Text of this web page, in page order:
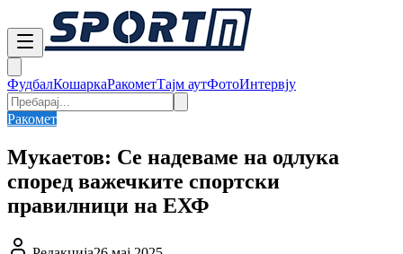
ФудбалКошаркаРакометТајм аутФотоИнтервју
Ракомет
Мукаетов: Се надеваме на одлука
според важечките спортски
правилници на ЕХФ